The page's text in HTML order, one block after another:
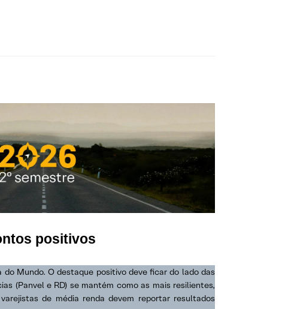
positivos
Mundo. O destaque positivo deve ficar do lado das
(Panvel e RD) se mantém como as mais resilientes,
de média renda devem reportar resultados